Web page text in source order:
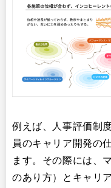
例えば、人事評価制
員のキャリア開発の
ます。その際には、
のあり方）とキャリ